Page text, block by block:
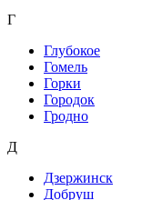
Г
Глубокое
Гомель
Горки
Городок
Гродно
Д
Дзержинск
Добруш